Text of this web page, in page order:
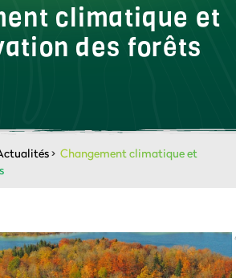
climatique et
des forêts
> Changement climatique et